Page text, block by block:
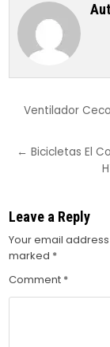
Post
Ventilador
← Bicicletas El
Leave a Reply
Your email
marked *
Comment *